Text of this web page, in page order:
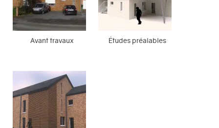
Avant travaux Études préalables